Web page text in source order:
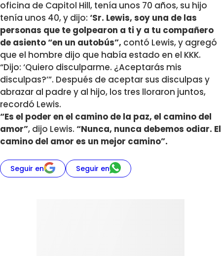
oficina de Capitol Hill, tenía unos 70 años, su hijo
tenía unos 40, y dijo: ‘Sr. Lewis, soy una de las
personas que te golpearon a ti y a tu compañero
de asiento “en un autobús”, contó Lewis, y agregó
que el hombre dijo que había estado en el KKK.
“Dijo: ‘Quiero disculparme. ¿Aceptarás mis
disculpas?’”. Después de aceptar sus disculpas y
abrazar al padre y al hijo, los tres lloraron juntos,
recordó Lewis.
“Es el poder en el camino de la paz, el camino del
amor”, dijo Lewis. “Nunca, nunca debemos odiar. El
camino del amor es un mejor camino”.
Seguir en Seguir en